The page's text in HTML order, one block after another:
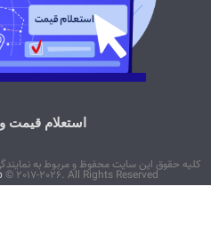
استعلام قیمت
کلیه حقوق این سایت محفوظ و مربوط به
© 2017-2026. All Rights Reserved